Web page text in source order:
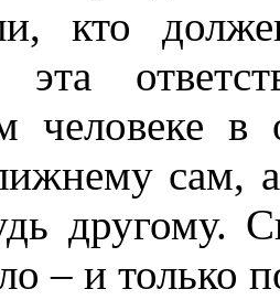
кто
эта
человеке
сам,
другому.
– и только